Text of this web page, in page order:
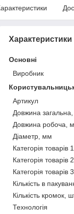
Характеристики
Основні
Виробник
Артикул
Довжина
Довжина робоча,
Діаметр, мм
Категорія товарів 1
Категорія товарів 2
Категорія товарів 3
Кількість в
Кількість кромок,
Технологія